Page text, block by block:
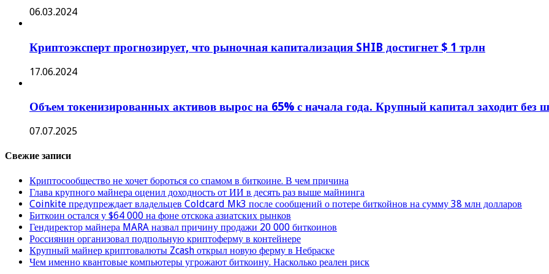
06.03.2024
Криптоэксперт прогнозирует, что рыночная капитализация SHIB достигнет $ 1 трлн
17.06.2024
Объем токенизированных активов вырос на 65% с начала года. Крупный капитал заходит без
07.07.2025
Свежие записи
Криптосообщество не хочет бороться со спамом в биткоине. В чем причина
Глава крупного майнера оценил доходность от ИИ в десять раз выше майнинга
Coinkite предупреждает владельцев Coldcard Mk3 после сообщений о потере биткойнов на сумму 38 млн долларов
Биткоин остался у $64 000 на фоне отскока азиатских рынков
Гендиректор майнера MARA назвал причину продажи 20 000 биткоинов
Россиянин организовал подпольную криптоферму в контейнере
Крупный майнер криптовалюты Zcash открыл новую ферму в Небраске
Чем именно квантовые компьютеры угрожают биткоину. Насколько реален риск